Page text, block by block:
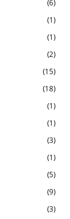
6
1
1
2
15
18
1
1
3
1
5
9
3